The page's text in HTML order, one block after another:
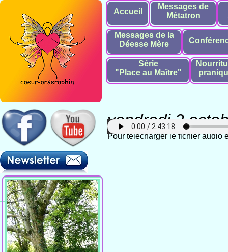
Accueil
Messages de
Métatron
Messages de la
Déesse Mère
Série
"Place au Maître"
vendredi 2
Pour télécharger le fichier audio